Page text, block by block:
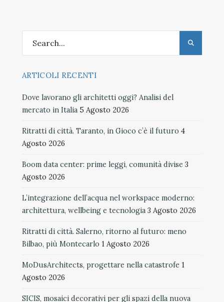
ARTICOLI RECENTI
Dove lavorano gli architetti oggi? Analisi del
mercato in Italia 5 Agosto 2026
Ritratti di città. Taranto, in Gioco c’è il futuro 4
Agosto 2026
Boom data center: prime leggi, comunità divise 3
Agosto 2026
L’integrazione dell’acqua nel workspace moderno:
architettura, wellbeing e tecnologia 3 Agosto 2026
Ritratti di città. Salerno, ritorno al futuro: meno
Bilbao, più Montecarlo 1 Agosto 2026
MoDusArchitects, progettare nella catastrofe 1
Agosto 2026
SICIS, mosaici decorativi per gli spazi della nuova